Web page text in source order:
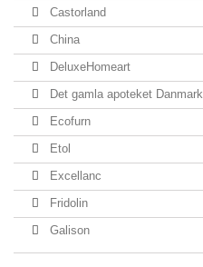
Castorland
China
DeluxeHomeart
Det gamla apoteket Danmark
Ecofurn
Etol
Excellanc
Fridolin
Galison